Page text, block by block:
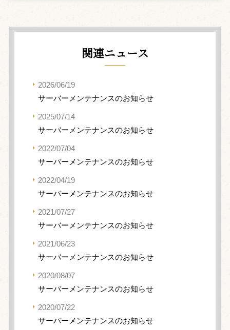
関連ニュース
2026/06/19
サーバーメンテナンスのお知らせ
2025/07/14
サーバーメンテナンスのお知らせ
2022/07/04
サーバーメンテナンスのお知らせ
2022/04/19
サーバーメンテナンスのお知らせ
2021/07/27
サーバーメンテナンスのお知らせ
2021/06/23
サーバーメンテナンスのお知らせ
2020/08/07
サーバーメンテナンスのお知らせ
2020/07/22
サーバーメンテナンスのお知らせ